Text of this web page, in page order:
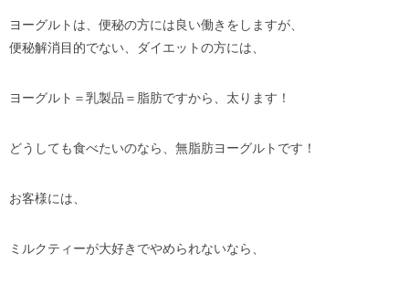
ヨーグルトは、便秘の方には良い働きをしますが、
便秘解消目的でない、ダイエットの方には、
ヨーグルト＝乳製品＝脂肪ですから、太ります！
どうしても食べたいのなら、無脂肪ヨーグルトです！
お客様には、
ミルクティーが大好きでやめられないなら、